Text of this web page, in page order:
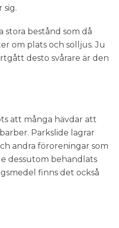
sig.
stora bestånd som då
om plats och solljus. Ju
desto svårare är den
att många hävdar att
Parkslide lagrar
andra föroreningar som
dessutom behandlats
finns det också